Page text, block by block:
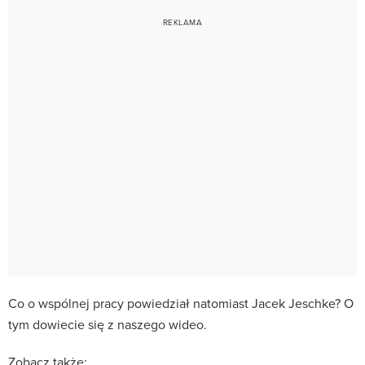
Co o wspólnej pracy powiedział natomiast Jacek Jeschke? O
tym dowiecie się z naszego wideo.